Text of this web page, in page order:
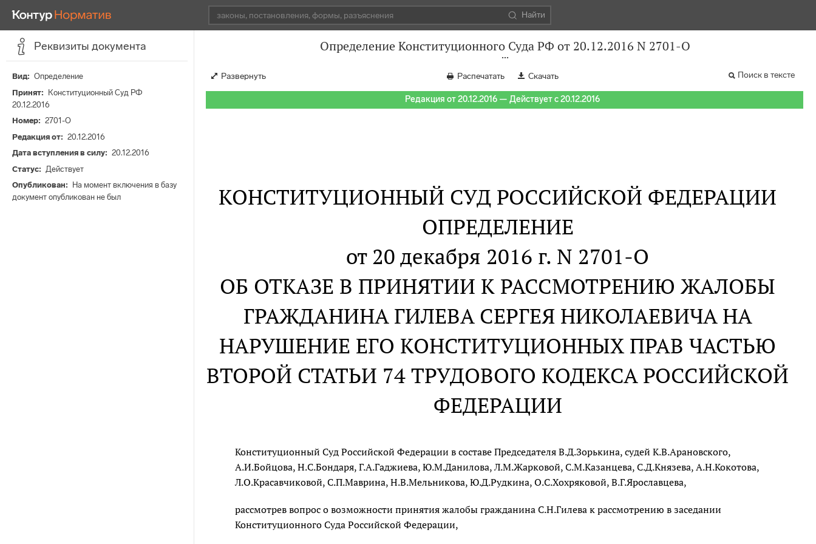
Найти
Реквизиты документа
Вид
Определение
Принят
Конституционный Суд РФ
20.12.2016
Номер
2701-О
Редакция от
20.12.2016
Дата вступления в силу
20.12.2016
Статус
Действует
Опубликован
На момент включения в базу
документ опубликован не был
Определение Конституционного Суда РФ от 20.12.2016 N 2701-О
Развернуть Распечатать Скачать Поиск в тексте
Редакция от 20.12.2016 — Действует с 20.12.2016
КОНСТИТУЦИОННЫЙ СУД РОССИЙСКОЙ ФЕДЕРАЦИИ
ОПРЕДЕЛЕНИЕ
от 20 декабря 2016 г. N 2701-О
ОБ ОТКАЗЕ В ПРИНЯТИИ К РАССМОТРЕНИЮ ЖАЛОБЫ
ГРАЖДАНИНА ГИЛЕВА СЕРГЕЯ НИКОЛАЕВИЧА НА
НАРУШЕНИЕ ЕГО КОНСТИТУЦИОННЫХ ПРАВ ЧАСТЬЮ
ВТОРОЙ СТАТЬИ 74 ТРУДОВОГО КОДЕКСА РОССИЙСКОЙ
ФЕДЕРАЦИИ
Конституционный Суд Российской Федерации в составе Председателя В.Д.Зорькина, судей К.В.Арановского,
А.И.Бойцова, Н.С.Бондаря, Г.А.Гаджиева, Ю.М.Данилова, Л.М.Жарковой, С.М.Казанцева, С.Д.Князева, А.Н.Кокотова,
Л.О.Красавчиковой, С.П.Маврина, Н.В.Мельникова, Ю.Д.Рудкина, О.С.Хохряковой, В.Г.Ярославцева,
рассмотрев вопрос о возможности принятия жалобы гражданина С.Н.Гилева к рассмотрению в заседании
Конституционного Суда Российской Федерации,